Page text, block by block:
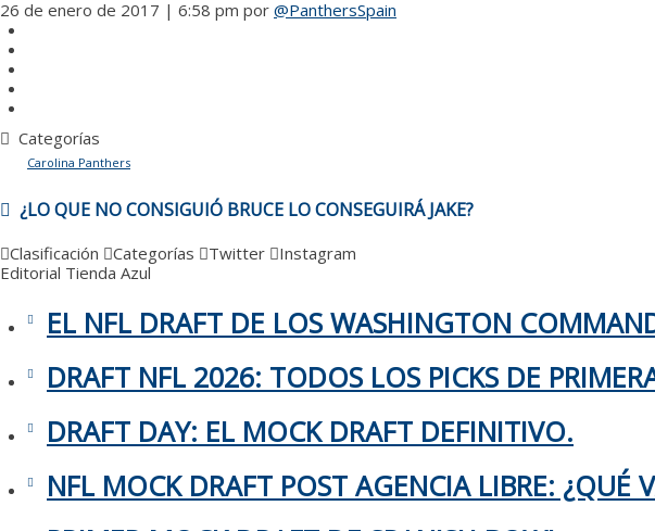
26 de enero de 2017 | 6:58 pm por @PanthersSpain
Categorías
Carolina Panthers
NAVEGACIÓN
DE
ENTRADAS
¿LO QUE NO CONSIGUIÓ BRUCE LO CONSEGUIRÁ JAKE?
Clasificación Categorías Twitter
Instagram
Editorial Tienda Azul
EL NFL DRAFT DE LOS WASHINGTON
DRAFT NFL 2026: TODOS LOS PICKS DE
DRAFT DAY: EL MOCK DRAFT DEFINITIVO.
NFL MOCK DRAFT POST AGENCIA LIBRE: ¿QUÉ